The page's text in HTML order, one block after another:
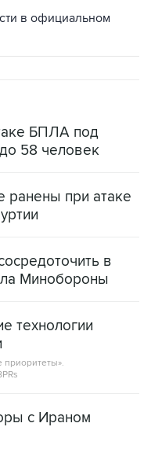
в официальном
БПЛА под
58 человек
ранены при атаке
в
Минобороны
технологии
с Ираном